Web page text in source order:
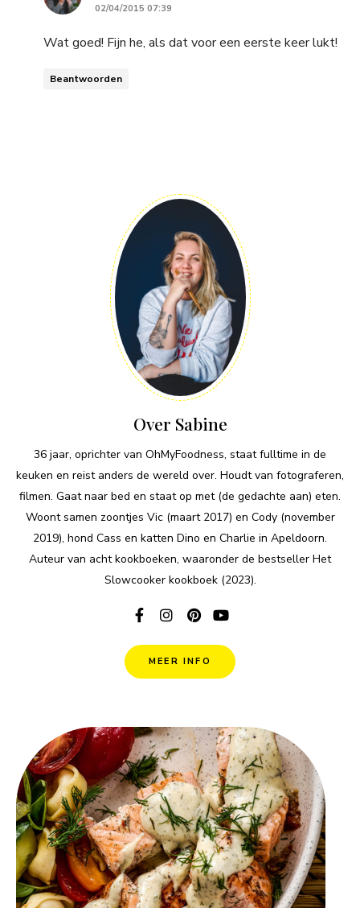
02/04/2015 07:39
Wat goed! Fijn he, als dat voor een eerste keer lukt!
Beantwoorden
Over Sabine
36 jaar, oprichter van OhMyFoodness, staat fulltime in de
keuken en reist anders de wereld over. Houdt van fotograferen,
filmen. Gaat naar bed en staat op met (de gedachte aan) eten.
Woont samen zoontjes Vic (maart 2017) en Cody (november
2019), hond Cass en katten Dino en Charlie in Apeldoorn.
Auteur van acht kookboeken, waaronder de bestseller Het
Slowcooker kookboek (2023).
MEER INFO